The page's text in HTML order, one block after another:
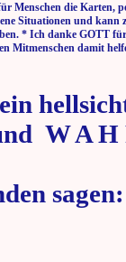
Menschen die Karten,
Situationen und kann
* Ich danke GOTT
Mitmenschen damit
W A H